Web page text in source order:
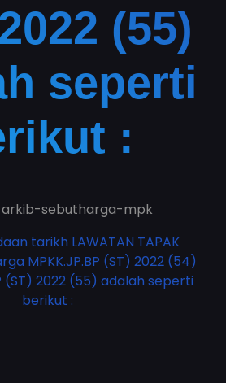
(55)
seperti
:
arkib-sebutharga-mpk
tarikh LAWATAN TAPAK
MPKK.JP.BP (ST) 2022 (54)
(ST) 2022 (55) adalah seperti
berikut :